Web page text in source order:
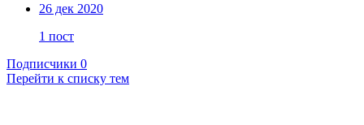
26 дек 2020
1 пост
Подписчики 0
Перейти к списку тем